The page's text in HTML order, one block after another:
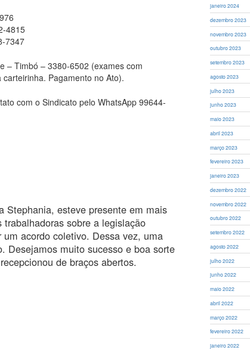
4815
7347
– Timbó – 3380-6502 (exames com
Pagamento no Ato).
com o Sindicato pelo WhatsApp 99644-
Stephania, esteve presente em mais
sobre a legislação
acordo coletivo. Dessa vez, uma
Desejamos muito sucesso e boa sorte
de braços abertos.
janeiro 2024
dezembro 2023
novembro 2023
outubro 2023
setembro 2023
agosto 2023
julho 2023
junho 2023
maio 2023
abril 2023
março 2023
fevereiro 2023
janeiro 2023
dezembro 2022
novembro 2022
outubro 2022
setembro 2022
agosto 2022
julho 2022
junho 2022
maio 2022
abril 2022
março 2022
fevereiro 2022
janeiro 2022